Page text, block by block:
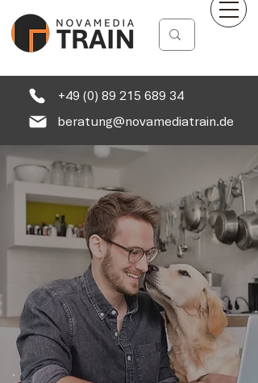
+49 (0) 89 215 689 34
beratung@novamediatrain.de